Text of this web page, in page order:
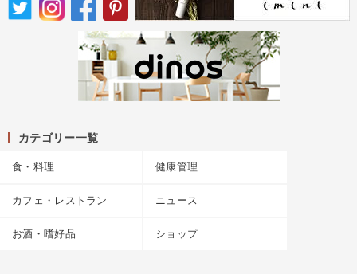
カテゴリー一覧
食・料理 健康管理
カフェ・レストラン ニュース
お酒・嗜好品 ショップ